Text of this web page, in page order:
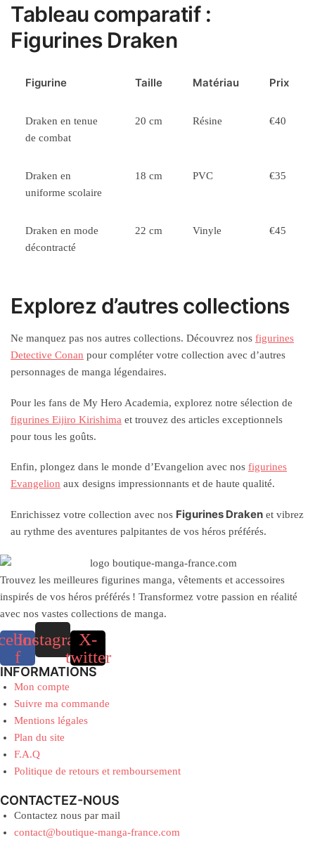
Tableau comparatif :
Figurines Draken
Figurine Taille Matériau Prix
Draken en tenue
de combat
20 cm Résine €40
Draken en
uniforme scolaire
18 cm PVC €35
Draken en mode
décontracté
22 cm Vinyle €45
Explorez d’autres collections
Ne manquez pas nos autres collections. Découvrez nos figurines
Detective Conan pour compléter votre collection avec d’autres
personnages de manga légendaires.
Pour les fans de My Hero Academia, explorez notre sélection de
figurines Eijiro Kirishima et trouvez des articles exceptionnels
pour tous les goûts.
Enfin, plongez dans le monde d’Evangelion avec nos figurines
Evangelion aux designs impressionnants et de haute qualité.
Enrichissez votre collection avec nos Figurines Draken et vibrez
au rythme des aventures palpitantes de vos héros préférés.
Trouvez les meilleures figurines manga, vêtements et accessoires
inspirés de vos héros préférés ! Transformez votre passion en réalité
avec nos vastes collections de manga.
f
InstagramX-
twitter
INFORMATIONS
Mon compte
Suivre ma commande
Mentions légales
Plan du site
F.A.Q
Politique de retours et remboursement
CONTACTEZ-NOUS
Contactez nous par mail
contact@boutique-manga-france.com